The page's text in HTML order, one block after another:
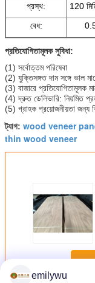
প্রস্থ:
120
বেধ:
প্রতিযোগিতামূলক সুবিধা:
(1) সর্বোত্তম পরিষেবা
(2) যুক্তিসঙ্গত দাম সঙ্গে ভাল
(3) বাজারে প্রতিযোগিতামূলক
(4) দ্রুত ডেলিভারি: নিয়মিত
(5) গ্রাহক প্রয়োজনীয়তা জন্য
ট্যাগ: wood veneer
thin wood veneer
emilywu